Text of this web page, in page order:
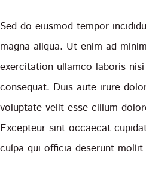
Sed do eiusmod tempor
magna aliqua. Ut enim ad
exercitation ullamco laboris
consequat. Duis aute irure
voluptate velit esse cillum
Excepteur sint occaecat
culpa qui officia deserunt